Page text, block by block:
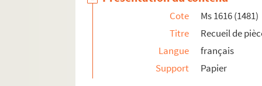
Ms 1642 (1507). Actes et reconnaissances au
Ms 1646 (1511). « Reconnaissances en faveur
Cote
Ms 1616 (1481)
Titre
Recueil de
Langue
français
Support
Papier